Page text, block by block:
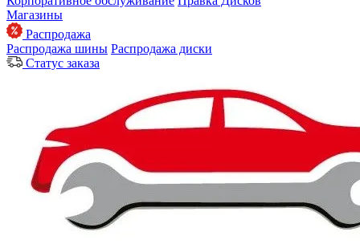
Магазины
Распродажа
Распродажа шины Распродажа диски
Статус заказа